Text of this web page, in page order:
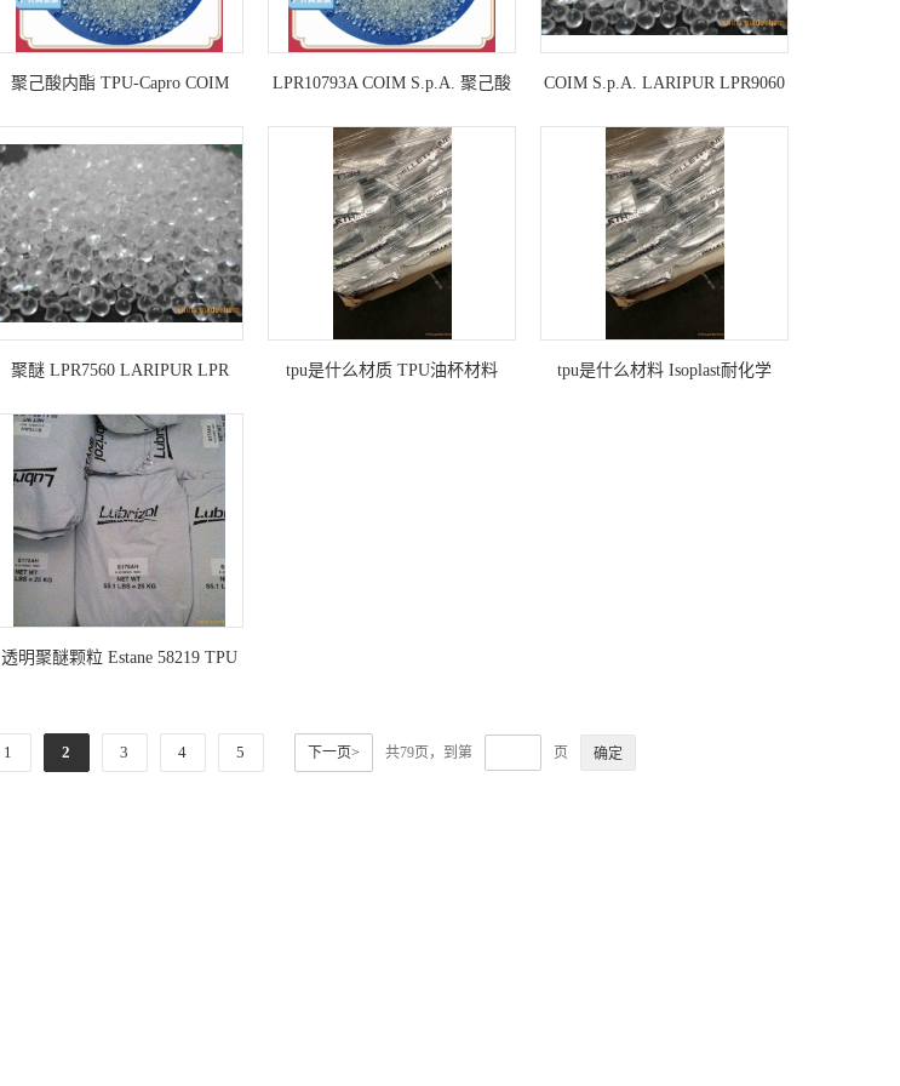
聚己酸内酯 TPU-Capro COIM
LPR10793A COIM S.p.A. 聚己酸
COIM S.p.A. LARIPUR LPR9060
聚醚 LPR7560 LARIPUR LPR
tpu是什么材质 TPU油杯材料
tpu是什么材料 Isoplast耐化学
透明聚醚颗粒 Estane 58219 TPU
1 2 3 4 5 下一页> 共79页，到第 页